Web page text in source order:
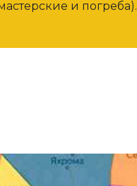
и погреба).